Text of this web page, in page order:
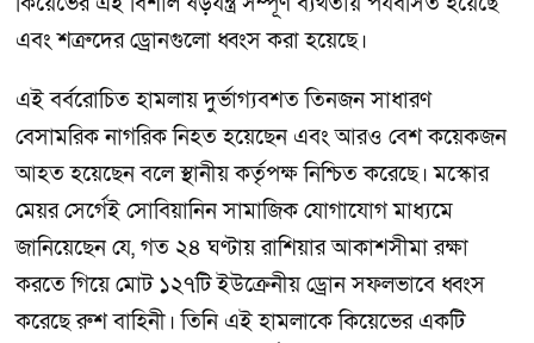
এবং শত্রুদের ড্রোনগুলো ধ্বংস করা হয়েছে।
এই বর্বরোচিত হামলায় দুর্ভাগ্যবশত তিনজন সাধারণ
বেসামরিক নাগরিক নিহত হয়েছেন এবং আরও বেশ কয়েকজন
আহত হয়েছেন বলে স্থানীয় কর্তৃপক্ষ নিশ্চিত করেছে। মস্কোর
মেয়র সের্গেই সোবিয়ানিন সামাজিক যোগাযোগ মাধ্যমে
জানিয়েছেন যে, গত ২৪ ঘণ্টায় রাশিয়ার আকাশসীমা রক্ষা
করতে গিয়ে মোট ১২৭টি ইউক্রেনীয় ড্রোন সফলভাবে ধ্বংস
করেছে রুশ বাহিনী। তিনি এই হামলাকে কিয়েভের একটি